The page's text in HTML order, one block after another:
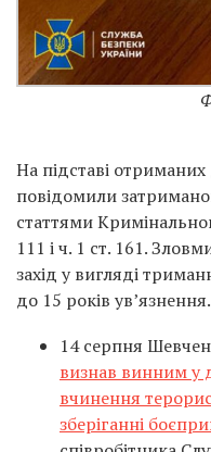
На підставі отриманих
повідомили
статтями
111 і ч. 1 ст. 161.
захід у вигляді
до 15 років ув’язнення.
14 серпня
визнав винним у
вчинення
зберіганні